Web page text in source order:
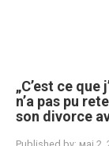
„C’est ce
n’a pas pu
son divorce